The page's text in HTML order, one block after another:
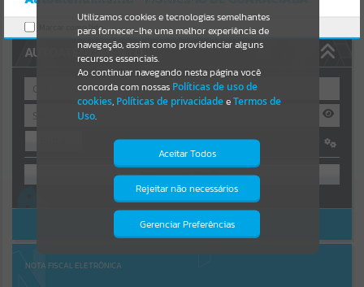
Por favor, aguarde...
NOTÍCIAS
Por favor, aguarde...
Por favor, aguarde...
AUTOATENDIMENTO
OU
Cadastre-se|Recuperar Senha
ACESSAR SEM LOGIN
NOTA FISCAL ELETRÔNICA
Utilizamos cookies e tecnologias semelhantes
para fornecer-lhe uma melhor experiência de
navegação, assim como providenciar alguns
recursos essenciais.
Ao continuar navegando nesta página você
concorda com nossas Políticas de uso de
cookies, Políticas de privacidadeeTermos de
Uso.
Aceitar Todos
Rejeitar não necessários
Gerenciar Preferências
Isto significa que diversos recursos
providenciados poderão não estar
Marcar como lido.